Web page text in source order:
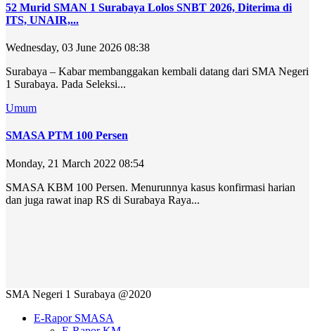
52 Murid SMAN 1 Surabaya Lolos SNBT 2026, Diterima di
ITS, UNAIR,...
Wednesday, 03 June 2026 08:38
Surabaya – Kabar membanggakan kembali datang dari SMA Negeri
1 Surabaya. Pada Seleksi...
Umum
SMASA PTM 100 Persen
Monday, 21 March 2022 08:54
SMASA KBM 100 Persen. Menurunnya kasus konfirmasi harian
dan juga rawat inap RS di Surabaya Raya...
SMA Negeri 1 Surabaya @2020
E-Rapor SMASA